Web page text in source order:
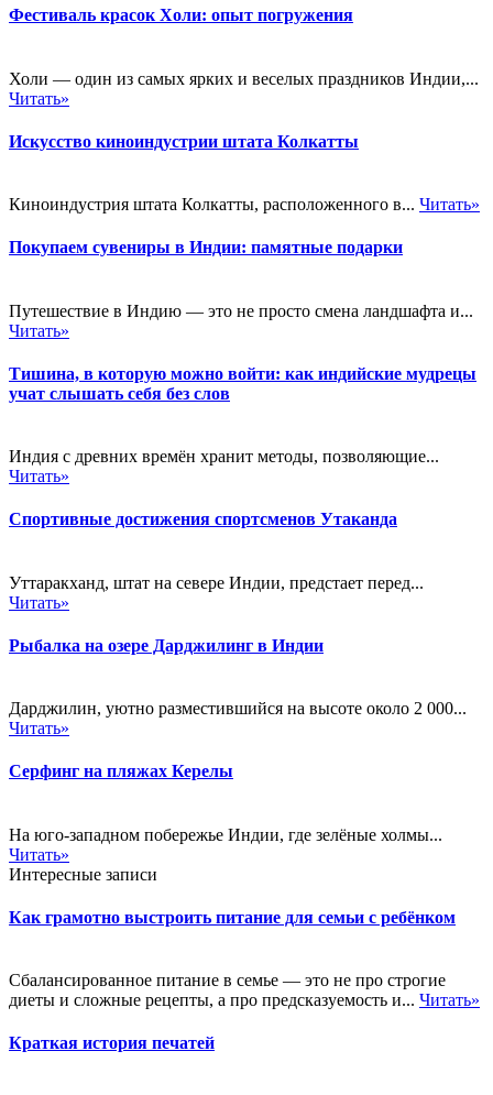
Фестиваль красок Холи: опыт погружения
Холи — один из самых ярких и веселых праздников Индии,...
Читать»
Искусство киноиндустрии штата Колкатты
Киноиндустрия штата Колкатты, расположенного в... Читать»
Покупаем сувениры в Индии: памятные подарки
Путешествие в Индию — это не просто смена ландшафта и...
Читать»
Тишина, в которую можно войти: как индийские мудрецы
учат слышать себя без слов
Индия с древних времён хранит методы, позволяющие...
Читать»
Спортивные достижения спортсменов Утаканда
Уттаракханд, штат на севере Индии, предстает перед...
Читать»
Рыбалка на озере Дарджилинг в Индии
Дарджилин, уютно разместившийся на высоте около 2 000...
Читать»
Серфинг на пляжах Керелы
На юго-западном побережье Индии, где зелёные холмы...
Читать»
Интересные записи
Как грамотно выстроить питание для семьи с ребёнком
Сбалансированное питание в семье — это не про строгие
диеты и сложные рецепты, а про предсказуемость и... Читать»
Краткая история печатей